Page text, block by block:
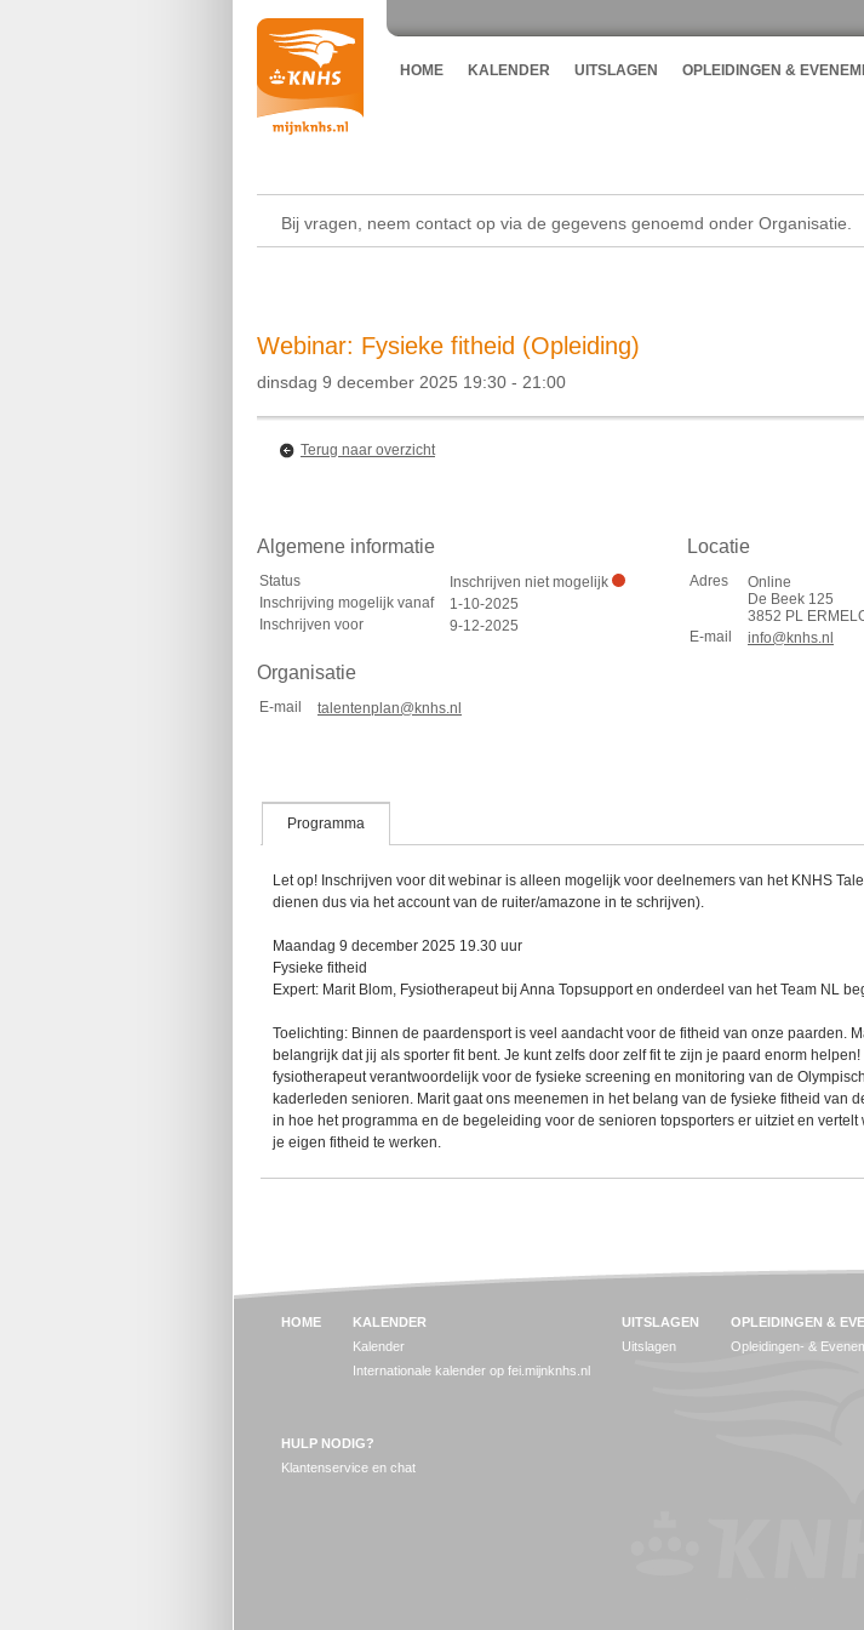
HOME KALENDER UITSLAGEN OPLEIDINGEN &
Bij vragen, neem contact op via de gegevens genoemd onder Organisatie.
Webinar: Fysieke fitheid (Opleiding)
dinsdag 9 december 2025 19:30 - 21:00
Terug naar overzicht
Algemene informatie
Status
Inschrijven niet mogelijk
Inschrijving mogelijk vanaf
1-10-2025
Inschrijven voor
9-12-2025
Organisatie
E-mail talentenplan@knhs.nl
Locatie
Adres
Online
De Beek 125
3852 PL
E-mail
info@knhs.nl
Programma
Let op! Inschrijven voor dit webinar is alleen mogelijk voor deelnemers van het KNHS
dienen dus via het account van de ruiter/amazone in te schrijven).
Maandag 9 december 2025 19.30 uur
Fysieke fitheid
Expert: Marit Blom, Fysiotherapeut bij Anna Topsupport en onderdeel van het Team NL
Toelichting: Binnen de paardensport is veel aandacht voor de fitheid van onze paarden.
belangrijk dat jij als sporter fit bent. Je kunt zelfs door zelf fit te zijn je paard enorm
fysiotherapeut verantwoordelijk voor de fysieke screening en monitoring van de
kaderleden senioren. Marit gaat ons meenemen in het belang van de fysieke fitheid van
in hoe het programma en de begeleiding voor de senioren topsporters er uitziet en vertelt
je eigen fitheid te werken.
HOME
KALENDER
Kalender
Internationale kalender op fei.mijnknhs.nl
UITSLAGEN
Uitslagen
OPLEIDINGEN &
Opleidingen- &
HULP NODIG?
Klantenservice en chat